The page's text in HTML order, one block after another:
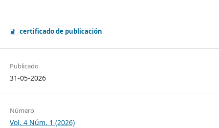
certificado de publicación
Publicado
31-05-2026
Número
Vol. 4 Núm. 1 (2026)